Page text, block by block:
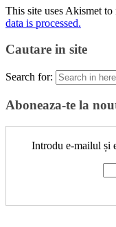
This site uses Akismet to
data is processed.
Cautare in site
Search for:
Aboneaza-te la
Introdu e-mailul și